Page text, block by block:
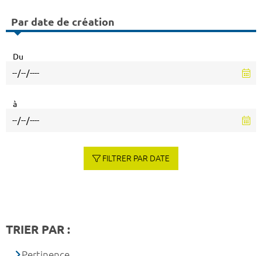
Par date de création
Du
à
FILTRER PAR DATE
TRIER PAR :